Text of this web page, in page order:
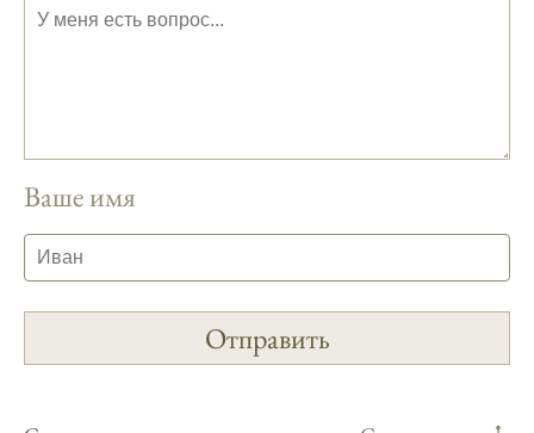
Сегодняшний прогноз клева совпал с
предоставляет подробные сведения о
рыбы.
условия и фазы луны, что делает его
надежным.
Я регулярно проверяю прогноз клева на
Ваше имя